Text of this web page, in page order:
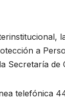
a
Secretaría de
telefónica